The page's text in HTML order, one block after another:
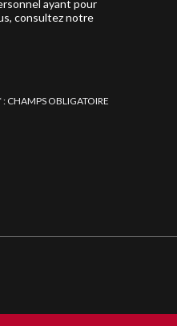
ayant pour
consultez notre
: CHAMPS OBLIGATOIRE